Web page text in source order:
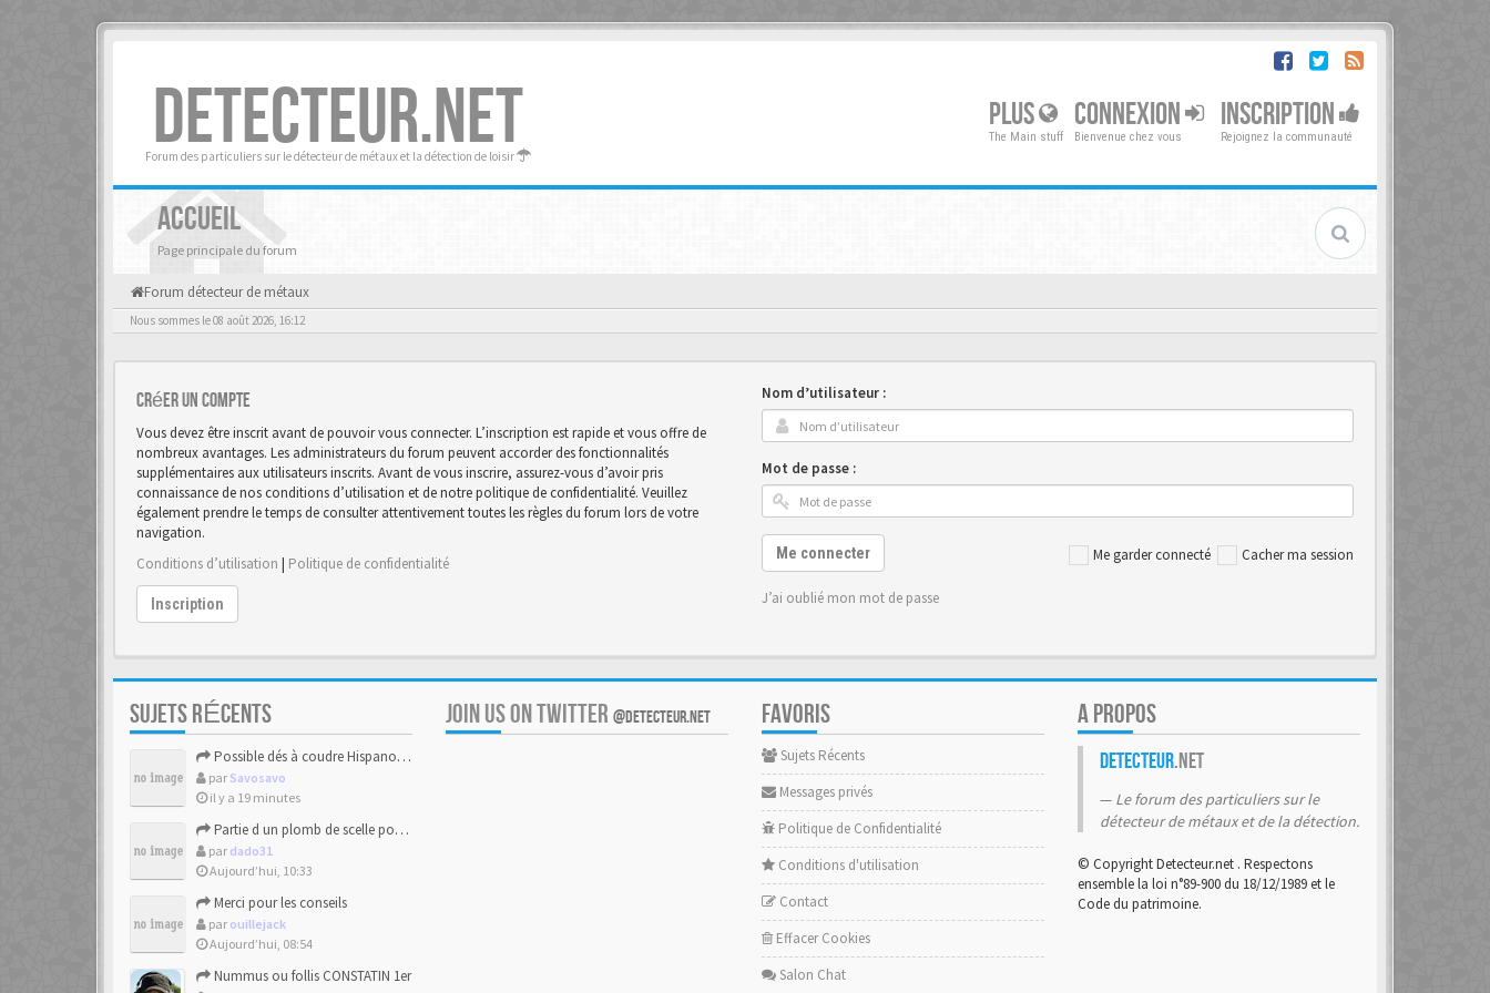
DETECTEUR.NET
Forum des particuliers sur le détecteur de métaux et la détection de loisir
PLUS
The Main stuff
CONNEXION
Bienvenue chez vous
INSCRIPTION
Rejoignez la communauté
ACCUEIL
Page principale du forum
Forum détecteur de métaux
Nous sommes le 08 août 2026, 16:12
Créer un Compte
Vous devez être inscrit avant de pouvoir vous connecter. L’inscription est rapide et vous offre de
nombreux avantages. Les administrateurs du forum peuvent accorder des fonctionnalités
supplémentaires aux utilisateurs inscrits. Avant de vous inscrire, assurez-vous d’avoir pris
connaissance de nos conditions d’utilisation et de notre politique de confidentialité. Veuillez
également prendre le temps de consulter attentivement toutes les règles du forum lors de votre
navigation.
Conditions d’utilisation | Politique de confidentialité
Inscription
Nom d’utilisateur :
Mot de passe :
Me garder connecté Cacher ma session
Me connecter
J’ai oublié mon mot de passe
SUJETS RÉCENTS
Possible dés à coudre Hispano-mauresque.
par Savosavo
il y a 19 minutes
Partie d un plomb de scelle pour de la chaux hydraulique
par dado31
Aujourd’hui, 10:33
Merci pour les conseils
par ouillejack
Aujourd’hui, 08:54
Nummus ou follis CONSTATIN 1er
JOIN US ON TWITTER @DETECTEUR.NET FAVORIS
Sujets Récents
Messages privés
Politique de Confidentialité
Conditions d'utilisation
Contact
Effacer Cookies
Salon Chat
A PROPOS
Detecteur.net
Le forum des particuliers sur le
détecteur de métaux et de la détection.
© Copyright Detecteur.net . Respectons
ensemble la loi n°89-900 du 18/12/1989 et le
Code du patrimoine.